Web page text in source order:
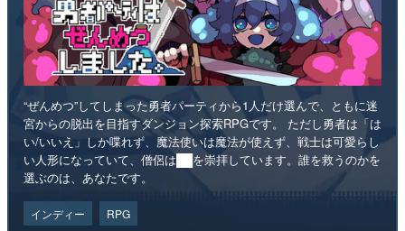
“ぜんめつ”してしまった勇者パーティから1人だけ選んで、ともに迷
宮からの脱出を目指すダンジョン探索RPGです。 ただし勇者は「は
い/いいえ」しか喋れず、魔法使いは魔法が使えず、戦士は可愛らし
い人形になっていて、僧侶は██を崇拝しています。誰を救うのかを
選ぶのは、あなたです。
インディー RPG